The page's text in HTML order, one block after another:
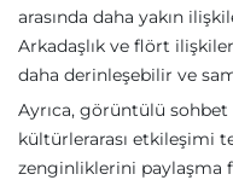
arasında daha yakın
Arkadaşlık ve flört
daha derinleşebilir ve
Ayrıca, görüntülü sohbet
kültürlerarası etkileşimi
zenginliklerini paylaşma